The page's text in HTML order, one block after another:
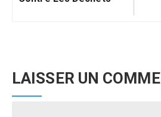
LAISSER UN